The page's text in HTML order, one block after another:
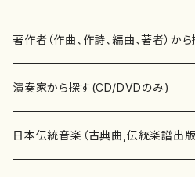
書籍
書籍
テキストブック
CD・DVD
チケット
邦楽器
箏・琴（ソロ）
箏・琴（合奏）
合唱
混声合唱
歌・声
著作者（作曲、作詩、編曲、著者）か
あ行
青木省三(アオキ ショウゾウ)
か行
演奏家から探す(CD/DVDのみ)
邦楽（箏、三味線、尺八等）演奏家
日本伝統音楽（古典曲,伝統楽譜出版